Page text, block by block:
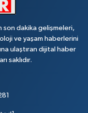
son dakika gelişmeleri,
ve yaşam haberlerini
ulaştıran dijital haber
saklıdır.